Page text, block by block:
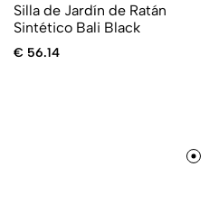
Silla de Jardín de Ratán
Sintético Bali Black
€ 56.14